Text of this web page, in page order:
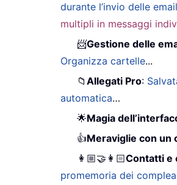
durante l’invio delle email
multipli in messaggi
📨Gestione delle
Organizza cartelle...
📁Allegati Pro:
automatica…
🌟Magia
👍Meraviglie con un
👩🏼‍🤝‍👩🏻Contatti e
promemoria dei